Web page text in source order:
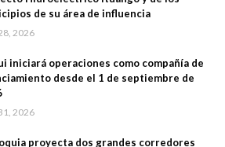
de su área de influencia
2026
iniciará operaciones como compañía de
desde el 1 de septiembre de
2026
proyecta dos grandes corredores